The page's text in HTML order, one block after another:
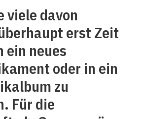
viele davon
erst Zeit
ein neues
oder in ein
zu
Für die